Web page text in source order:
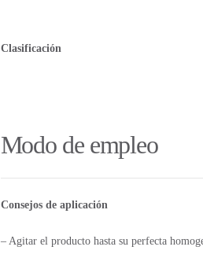
Clasificación
Modo de empleo
Consejos de aplicación
– Agitar el producto hasta su perfecta